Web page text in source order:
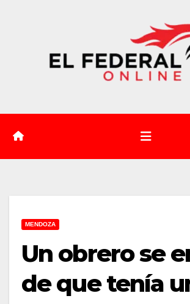
MENDOZA
Un obrero se
de que tenía